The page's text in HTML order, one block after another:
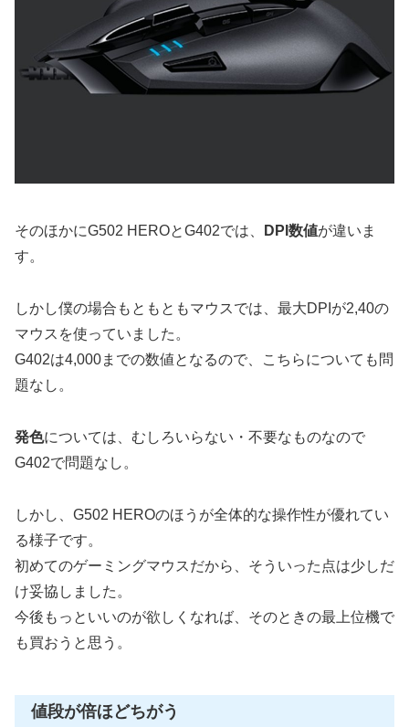
そのほかにG502 HEROとG402では、 DPI数値が違いま
す。
しかし僕の場合もともともマウスでは、最大DPIが2,40の
マウスを使っていました。
G402は4,000までの数値となるので、こちらについても問
題なし。
発色については、むしろいらない・不要なものなので
G402で問題なし。
しかし、G502 HEROのほうが全体的な操作性が優れてい
る様子です。
初めてのゲーミングマウスだから、そういった点は少しだ
け妥協しました。
今後もっといいのが欲しくなれば、そのときの最上位機で
も買おうと思う。
値段が倍ほどちがう